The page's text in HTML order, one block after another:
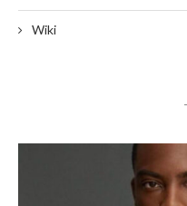
Wiki